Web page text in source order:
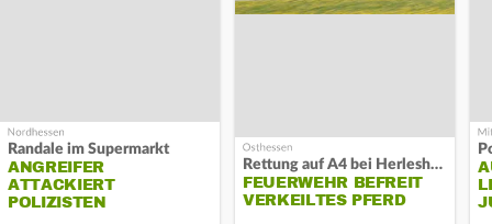
Randale im Supermarkt
ANGREIFER
ATTACKIERT
POLIZISTEN
Rettung auf A4 bei Herleshausen
FEUERWEHR BEFREIT
VERKEILTES PFERD